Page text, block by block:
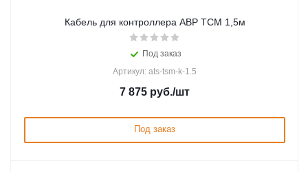
Кабель для контроллера АВР ТСМ 1,5м
Под заказ
Артикул: ats-tsm-k-1.5
7 875 руб./шт
Под заказ